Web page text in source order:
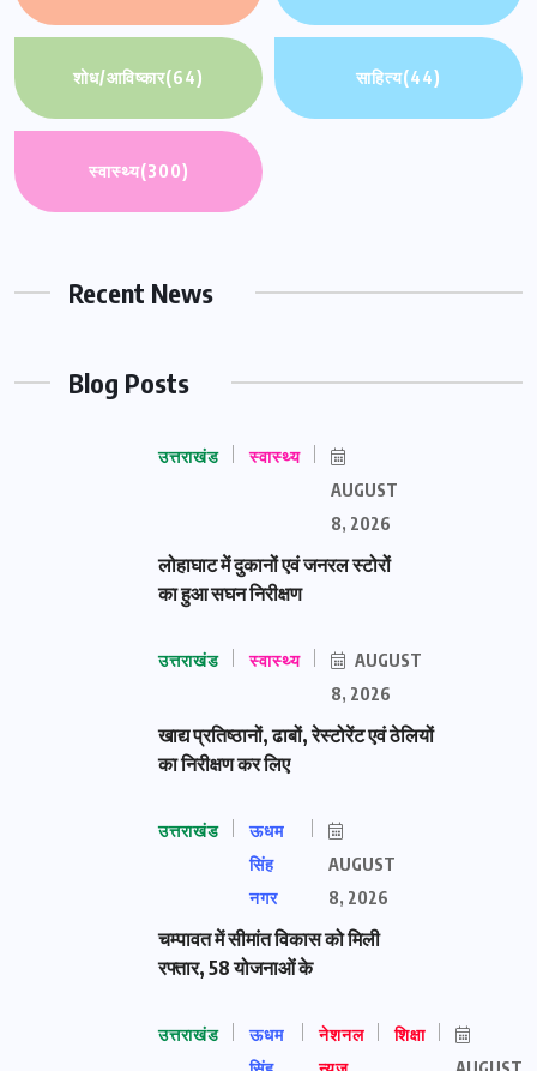
शोध/आविष्कार(64) साहित्य(44)
स्वास्थ्य(300)
Recent News
Blog Posts
उत्तराखंड स्वास्थ्य
AUGUST
8, 2026
लोहाघाट में दुकानों एवं जनरल स्टोरों
का हुआ सघन निरीक्षण
उत्तराखंड स्वास्थ्य
AUGUST
8, 2026
खाद्य प्रतिष्ठानों, ढाबों, रेस्टोरेंट एवं ठेलियों
का निरीक्षण कर लिए
उत्तराखंड
ऊधम
सिंह
नगर
AUGUST
8, 2026
चम्पावत में सीमांत विकास को मिली
रफ्तार, 58 योजनाओं के
उत्तराखंड
ऊधम
नेशनल
शिक्षा